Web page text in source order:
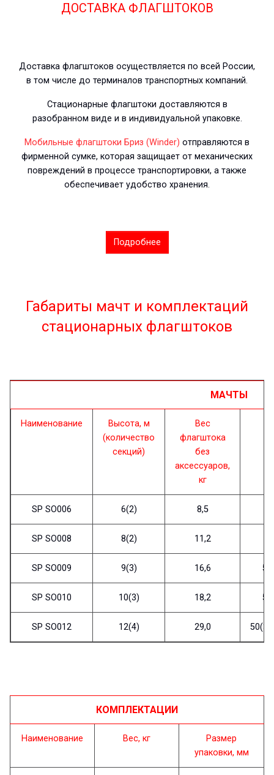
ДОСТАВКА ФЛАГШТОКОВ
Доставка флагштоков осуществляется по всей России,
в том числе до терминалов транспортных компаний.
Стационарные флагштоки доставляются в
разобранном виде и в индивидуальной упаковке.
Мобильные флагштоки Бриз (Winder) отправляются в
фирменной сумке, которая защищает от механических
повреждений в процессе транспортировки, а также
обеспечивает удобство хранения.
Подробнее
Габариты мачт и комплектаций
стационарных флагштоков
МАЧТЫ
Наименование
Высота, м
(количество
секций)
Вес
флагштока
без
аксессуаров,
кг
SP SO006 6(2) 8,5
SP SO008 8(2) 11,2
SP SO009 9(3) 16,6
SP SO010 10(3) 18,2
SP SO012 12(4) 29,0
КОМПЛЕКТАЦИИ
Наименование Вес, кг
Размер
упаковки, мм